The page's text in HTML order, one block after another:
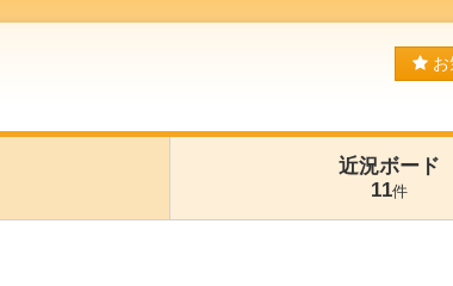
近況ボード
11件